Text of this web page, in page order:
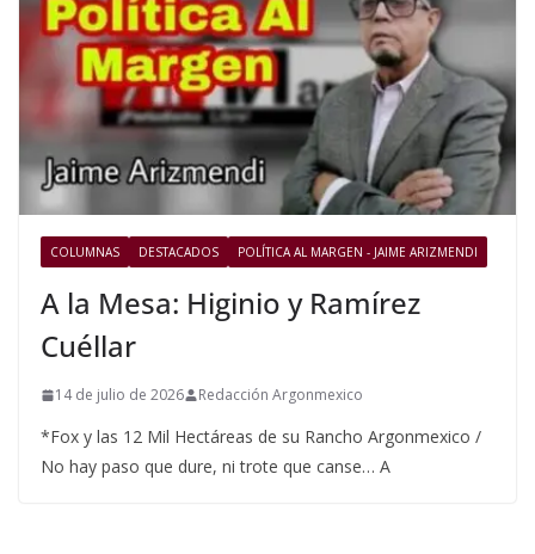
COLUMNAS DESTACADOS POLÍTICA AL MARGEN - JAIME ARIZMENDI
A la Mesa: Higinio y Ramírez
Cuéllar
14 de julio de 2026 Redacción Argonmexico
*Fox y las 12 Mil Hectáreas de su Rancho Argonmexico /
No hay paso que dure, ni trote que canse… A